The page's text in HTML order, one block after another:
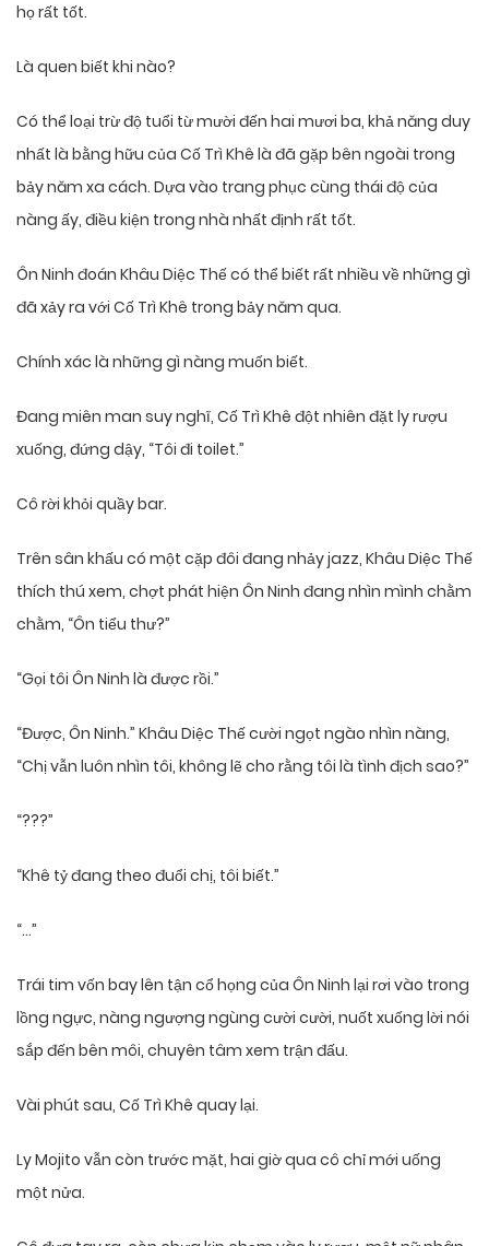
họ rất tốt.
Là quen biết khi nào?
Có thể loại trừ độ tuổi từ mười đến hai mươi ba, khả năng duy
nhất là bằng hữu của Cố Trì Khê là đã gặp bên ngoài trong
bảy năm xa cách. Dựa vào trang phục cùng thái độ của
nàng ấy, điều kiện trong nhà nhất định rất tốt.
Ôn Ninh đoán Khâu Diệc Thế có thể biết rất nhiều về những gì
đã xảy ra với Cố Trì Khê trong bảy năm qua.
Chính xác là những gì nàng muốn biết.
Đang miên man suy nghĩ, Cố Trì Khê đột nhiên đặt ly rượu
xuống, đứng dậy, “Tôi đi toilet.”
Cô rời khỏi quầy bar.
Trên sân khấu có một cặp đôi đang nhảy jazz, Khâu Diệc Thế
thích thú xem, chợt phát hiện Ôn Ninh đang nhìn mình chằm
chằm, “Ôn tiểu thư?”
“Gọi tôi Ôn Ninh là được rồi.”
“Được, Ôn Ninh.” Khâu Diệc Thế cười ngọt ngào nhìn nàng,
“Chị vẫn luôn nhìn tôi, không lẽ cho rằng tôi là tình địch sao?”
“???”
“Khê tỷ đang theo đuổi chị, tôi biết.”
“…”
Trái tim vốn bay lên tận cổ họng của Ôn Ninh lại rơi vào trong
lồng ngực, nàng ngượng ngùng cười cười, nuốt xuống lời nói
sắp đến bên môi, chuyên tâm xem trận đấu.
Vài phút sau, Cố Trì Khê quay lại.
Ly Mojito vẫn còn trước mặt, hai giờ qua cô chỉ mới uống
một nửa.